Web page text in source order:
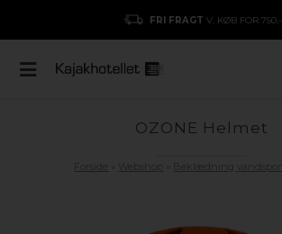
FRI FRAGT V. KØB FOR 750,-
OZONE Helmet